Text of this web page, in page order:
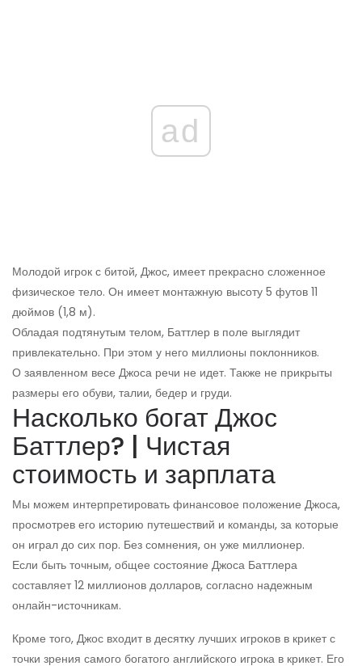
ad
Молодой игрок с битой, Джос, имеет прекрасно сложенное
физическое тело. Он имеет монтажную высоту 5 футов 11
дюймов (1,8 м).
Обладая подтянутым телом, Баттлер в поле выглядит
привлекательно. При этом у него миллионы поклонников.
О заявленном весе Джоса речи не идет. Также не прикрыты
размеры его обуви, талии, бедер и груди.
Насколько богат Джос
Баттлер? | Чистая
стоимость и зарплата
Мы можем интерпретировать финансовое положение Джоса,
просмотрев его историю путешествий и команды, за которые
он играл до сих пор. Без сомнения, он уже миллионер.
Если быть точным, общее состояние Джоса Баттлера
составляет 12 миллионов долларов, согласно надежным
онлайн-источникам.
Кроме того, Джос входит в десятку лучших игроков в крикет с
точки зрения самого богатого английского игрока в крикет. Его